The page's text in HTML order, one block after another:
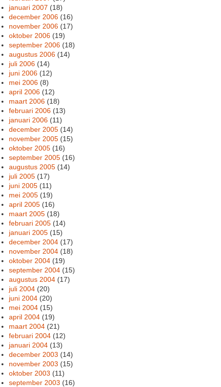
januari 2007 (18)
december 2006 (16)
november 2006 (17)
oktober 2006 (19)
september 2006 (18)
augustus 2006 (14)
juli 2006 (14)
juni 2006 (12)
mei 2006 (8)
april 2006 (12)
maart 2006 (18)
februari 2006 (13)
januari 2006 (11)
december 2005 (14)
november 2005 (15)
oktober 2005 (16)
september 2005 (16)
augustus 2005 (14)
juli 2005 (17)
juni 2005 (11)
mei 2005 (19)
april 2005 (16)
maart 2005 (18)
februari 2005 (14)
januari 2005 (15)
december 2004 (17)
november 2004 (18)
oktober 2004 (19)
september 2004 (15)
augustus 2004 (17)
juli 2004 (20)
juni 2004 (20)
mei 2004 (15)
april 2004 (19)
maart 2004 (21)
februari 2004 (12)
januari 2004 (13)
december 2003 (14)
november 2003 (15)
oktober 2003 (11)
september 2003 (16)